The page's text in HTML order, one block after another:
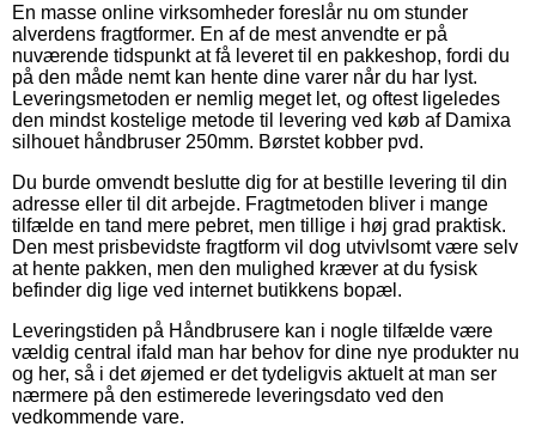
En masse online virksomheder foreslår nu om stunder
alverdens fragtformer. En af de mest anvendte er på
nuværende tidspunkt at få leveret til en pakkeshop, fordi du
på den måde nemt kan hente dine varer når du har lyst.
Leveringsmetoden er nemlig meget let, og oftest ligeledes
den mindst kostelige metode til levering ved køb af Damixa
silhouet håndbruser 250mm. Børstet kobber pvd.
Du burde omvendt beslutte dig for at bestille levering til din
adresse eller til dit arbejde. Fragtmetoden bliver i mange
tilfælde en tand mere pebret, men tillige i høj grad praktisk.
Den mest prisbevidste fragtform vil dog utvivlsomt være selv
at hente pakken, men den mulighed kræver at du fysisk
befinder dig lige ved internet butikkens bopæl.
Leveringstiden på Håndbrusere kan i nogle tilfælde være
vældig central ifald man har behov for dine nye produkter nu
og her, så i det øjemed er det tydeligvis aktuelt at man ser
nærmere på den estimerede leveringsdato ved den
vedkommende vare.